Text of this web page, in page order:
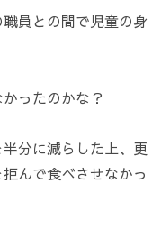
員との間で児童の身
ったのかな？
分に減らした上、更
んで食べさせなかっ